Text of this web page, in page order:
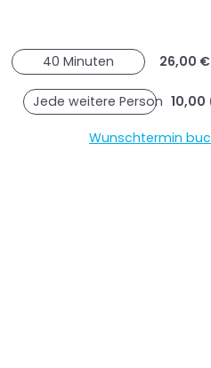
40 Minuten 26,00
Jede weitere Person 10,00
Wunschtermin